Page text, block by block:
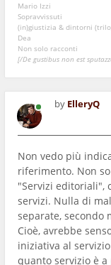
Mario Izzi
Sopravvissuti
(in)giustizia & dintorni
Dea
Non solo racconti
[/De gustibus non est
by ElleryQ
Non vedo più
riferimento. Non
"Servizi editoriali",
servizi. Nulla di
separate, secondo
Cioè, avrebbe
iniziativa al
quanto servizio è a